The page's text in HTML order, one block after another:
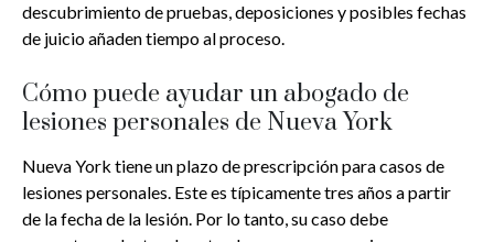
descubrimiento de pruebas, deposiciones y posibles fechas
de juicio añaden tiempo al proceso.
Cómo puede ayudar un abogado de
lesiones personales de Nueva York
Nueva York tiene un plazo de prescripción para casos de
lesiones personales. Este es típicamente tres años a partir
de la fecha de la lesión. Por lo tanto, su caso debe